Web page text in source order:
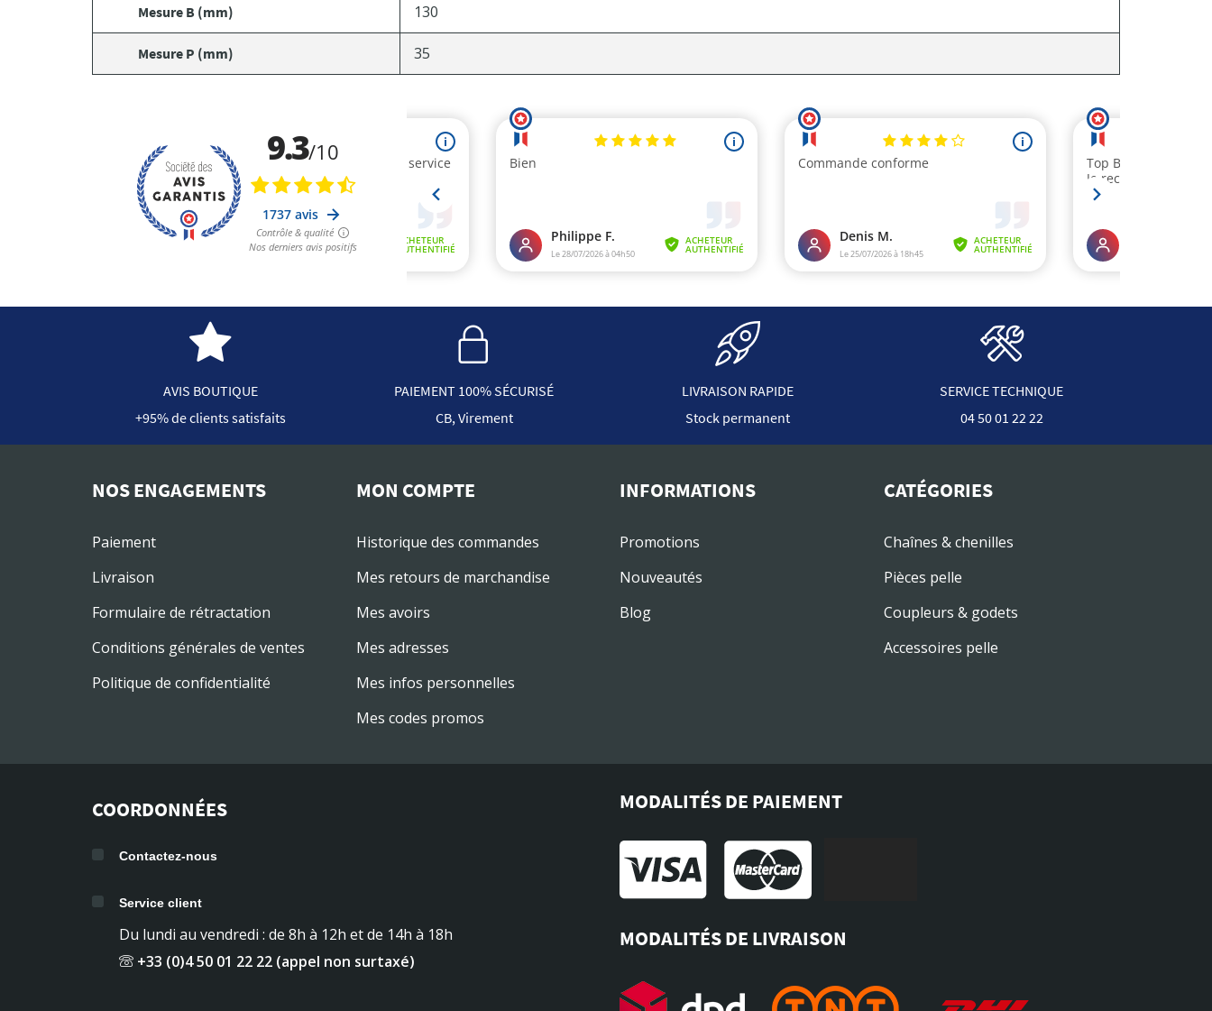
Mesure B (mm) 130
Mesure P (mm) 35
AVIS BOUTIQUE
+95% de clients satisfaits
PAIEMENT 100% SÉCURISÉ
CB, Virement
LIVRAISON RAPIDE
Stock permanent
SERVICE TECHNIQUE
04 50 01 22 22
NOS ENGAGEMENTS
Paiement
Livraison
Formulaire de rétractation
Conditions générales de ventes
Politique de confidentialité
MON COMPTE
Historique des commandes
Mes retours de marchandise
Mes avoirs
Mes adresses
Mes infos personnelles
Mes codes promos
INFORMATIONS
Promotions
Nouveautés
Blog
CATÉGORIES
Chaînes & chenilles
Pièces pelle
Coupleurs & godets
Accessoires pelle
COORDONNÉES
Contactez-nous
Service client
Du lundi au vendredi : de 8h à 12h et de 14h à 18h
+33 (0)4 50 01 22 22 (appel non surtaxé)
MODALITÉS DE PAIEMENT
MODALITÉS DE LIVRAISON